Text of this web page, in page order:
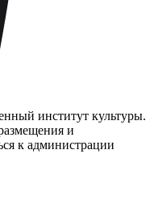
институт культуры.
и
к администрации